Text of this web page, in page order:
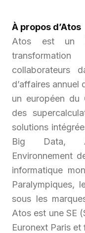
À propos d’Atos
Atos est un
collaborateurs
d’affaires annuel
un européen du
des
solutions
Big Data,
Environnement
informatique
Paralympiques,
sous les
Atos est une SE
Euronext Paris et